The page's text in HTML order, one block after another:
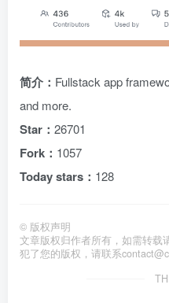
简介： Fullstack app
and more.
Star： 26701
Fork： 1057
Today stars： 128
© 版权声明
文章版权归作者所有，如需转载
犯了您的版权，请联系